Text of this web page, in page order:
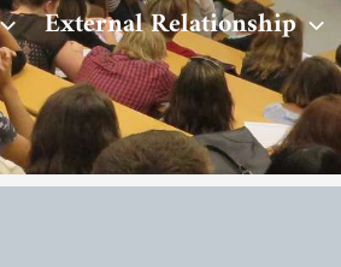
External Relationship